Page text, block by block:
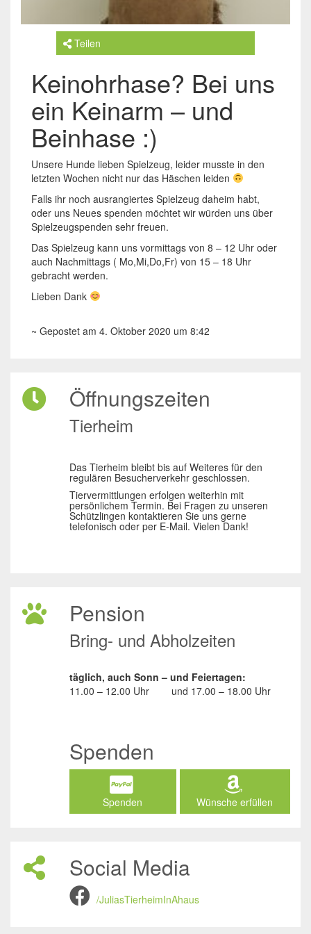
Teilen
Keinohrhase? Bei uns
ein Keinarm – und
Beinhase :)
Unsere Hunde lieben Spielzeug, leider musste in den
letzten Wochen nicht nur das Häschen leiden
Falls ihr noch ausrangiertes Spielzeug daheim habt,
oder uns Neues spenden möchtet wir würden uns über
Spielzeugspenden sehr freuen.
Das Spielzeug kann uns vormittags von 8 – 12 Uhr oder
auch Nachmittags ( Mo,Mi,Do,Fr) von 15 – 18 Uhr
gebracht werden.
Lieben Dank
~ Gepostet am 4. Oktober 2020 um 8:42
Öffnungszeiten
Tierheim
Das Tierheim bleibt bis auf Weiteres für den
regulären Besucherverkehr geschlossen.
Tiervermittlungen erfolgen weiterhin mit
persönlichem Termin. Bei Fragen zu unseren
Schützlingen kontaktieren Sie uns gerne
telefonisch oder per E-Mail. Vielen Dank!
Pension
Bring- und Abholzeiten
täglich, auch Sonn – und Feiertagen:
11.00 – 12.00 Uhr
und 17.00 – 18.00 Uhr
Spenden
Spenden Wünsche erfüllen
Social Media
/JuliasTierheimInAhaus